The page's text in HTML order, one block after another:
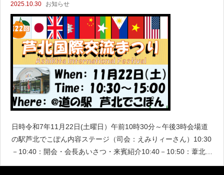
2025.10.30 お知らせ
日時令和7年11月22日(土曜日）午前10時30分～午後3時会場道
の駅芦北でこぽん内容ステージ（司会：えみりィーさん）10:30
－10:40：開会・会長あいさつ・来賓紹介10:40－10:50：葦北鉄
砲隊「演武」11:00－11:20：将友太鼓